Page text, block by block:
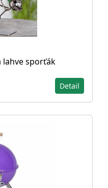
lahve sporťák
Detail